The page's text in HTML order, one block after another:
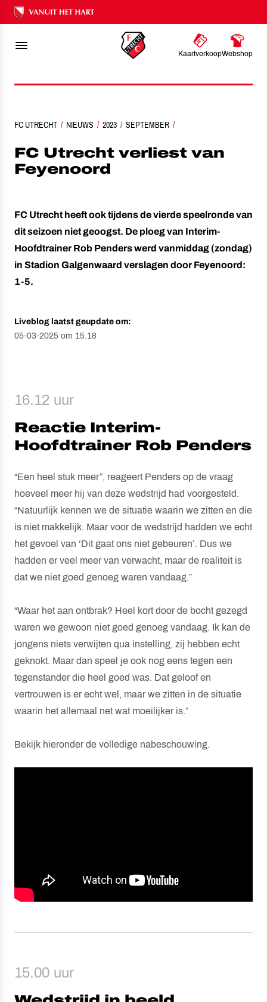
Ons nalatenschap
KaartverkoopWebshop
1 - 5
FC UTRECHT NIEUWS 2023 SEPTEMBER
FC UTRECHT VERLIEST VAN FEYENOORD
FC Utrecht verliest van
Feyenoord
FC Utrecht heeft ook tijdens de vierde speelronde van
dit seizoen niet geoogst. De ploeg van Interim-
Hoofdtrainer Rob Penders werd vanmiddag (zondag)
in Stadion Galgenwaard verslagen door Feyenoord:
1-5.
Liveblog laatst geupdate om:
05-03-2025 om 15.18
Reactie Interim-
Hoofdtrainer Rob Penders
16.12 uur
“Een heel stuk meer”, reageert Penders op de vraag
hoeveel meer hij van deze wedstrijd had voorgesteld.
“Natuurlijk kennen we de situatie waarin we zitten en die
is niet makkelijk. Maar voor de wedstrijd hadden we echt
het gevoel van ‘Dit gaat ons niet gebeuren’. Dus we
hadden er veel meer van verwacht, maar de realiteit is
dat we niet goed genoeg waren vandaag.”
“Waar het aan ontbrak? Heel kort door de bocht gezegd
waren we gewoon niet goed genoeg vandaag. Ik kan de
jongens niets verwijten qua instelling, zij hebben echt
geknokt. Maar dan speel je ook nog eens tegen een
tegenstander die heel goed was. Dat geloof en
vertrouwen is er echt wel, maar we zitten in de situatie
waarin het allemaal net wat moeilijker is.”
Bekijk hieronder de volledige nabeschouwing.
15.00 uur